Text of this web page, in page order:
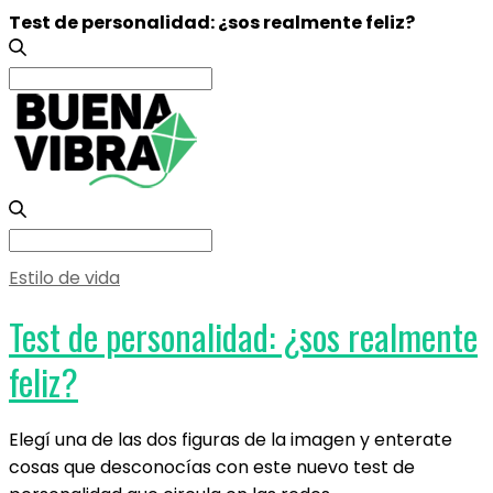
Test de personalidad: ¿sos realmente feliz?
Search
for:
Search
Estilo de vida
Test de personalidad: ¿sos realmente
feliz?
Elegí una de las dos figuras de la imagen y enterate
cosas que desconocías con este nuevo test de